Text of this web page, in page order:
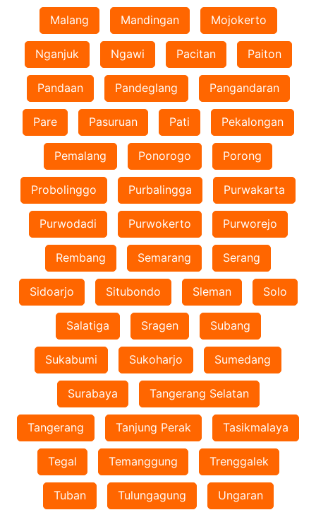
Malang Mandingan Mojokerto
Nganjuk Ngawi Pacitan Paiton
Pandaan Pandeglang Pangandaran
Pare Pasuruan Pati Pekalongan
Pemalang Ponorogo Porong
Probolinggo Purbalingga Purwakarta
Purwodadi Purwokerto Purworejo
Rembang Semarang Serang
Sidoarjo Situbondo Sleman Solo
Salatiga Sragen Subang
Sukabumi Sukoharjo Sumedang
Surabaya Tangerang Selatan
Tangerang Tanjung Perak Tasikmalaya
Tegal Temanggung Trenggalek
Tuban Tulungagung Ungaran